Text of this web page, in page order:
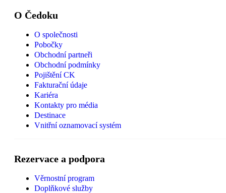
O Čedoku
O společnosti
Pobočky
Obchodní partneři
Obchodní podmínky
Pojištění CK
Fakturační údaje
Kariéra
Kontakty pro média
Destinace
Vnitřní oznamovací systém
Rezervace a podpora
Věrnostní program
Doplňkové služby